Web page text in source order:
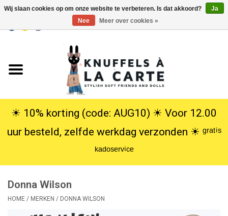
USD
Knuffels
Poppen
SALE
☀︎ 10% korting (code: AUG10) ☀︎ Voor 12.00
uur besteld, zelfde werkdag verzonden ☀︎ ᵍʳᵃᵗⁱˢ
ᵏᵃᵈᵒˢᵉʳᵛⁱᶜᵉ
Donna Wilson
HOME / MERKEN / DONNA WILSON
Wij slaan cookies op om onze website te verbeteren. Is dat akkoord?
Ja
Nee
Meer over cookies »